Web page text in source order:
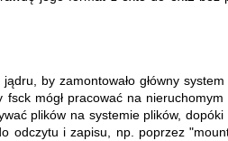
by zamontowało główny
fsck mógł pracować na
plików na systemie plików,
odczytu i zapisu, np. poprzez